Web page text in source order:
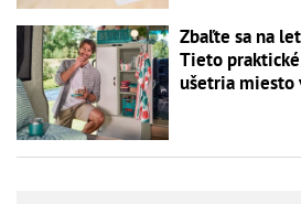
Zbaľte sa na
Tieto
ušetria miesto